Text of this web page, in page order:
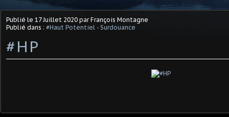
Publié le 17 Juillet 2020 par François Montagne
Publié dans : #Haut Potentiel - Surdouance
#HP